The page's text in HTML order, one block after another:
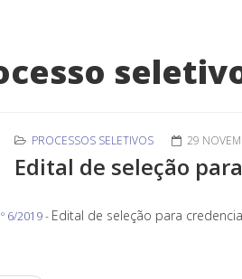
PROCESSOS SELETIVOS 29
Edital de seleção
º 6/2019- Edital de seleção para